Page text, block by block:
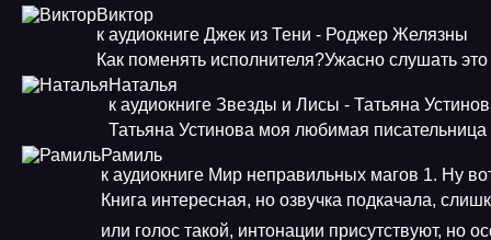
Виктор
к аудиокниге Джек из Тени - Роджер Желязны
Как поменять исполнителя?Ужасно слушать
Наталья
к аудиокниге Звезды и Лисы - Татьяна
Татьяна Устинова моя любимая писательница
Рамиль
к аудиокниге Мир неправильных магов 1. Ну
Книга интересная, но озвучка подкачала,
или голос такой, интонации присутствуют, но